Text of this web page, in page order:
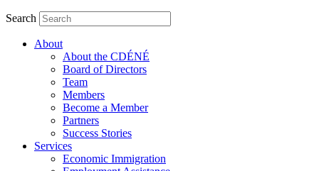
Search
About
About the CDÉNÉ
Board of Directors
Team
Members
Become a Member
Partners
Success Stories
Services
Economic Immigration